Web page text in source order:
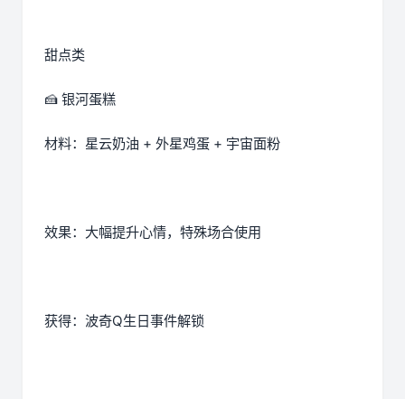
甜点类
🍰 银河蛋糕
材料：星云奶油 + 外星鸡蛋 + 宇宙面粉
效果：大幅提升心情，特殊场合使用
获得：波奇Q生日事件解锁